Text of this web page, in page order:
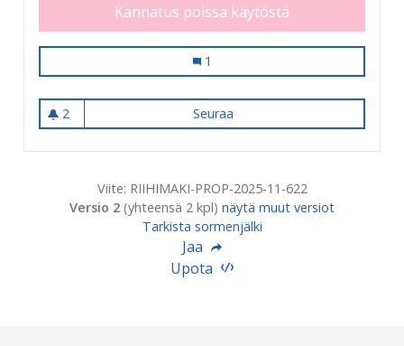
Kannatus poissa käytöstä
Ilmaisia harrastuksia kaiken ikäisille
1
2
2 seuraajaa
Seuraa
Viite: RIIHIMAKI-PROP-2025-11-622
Versio 2 (yhteensä 2 kpl) näytä muut versiot
Tarkista sormenjälki
Jaa
Upota